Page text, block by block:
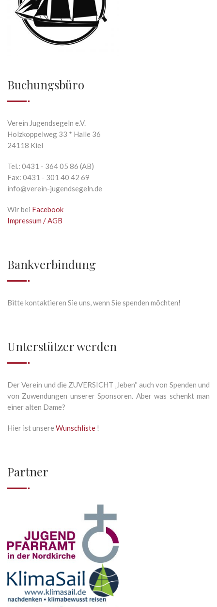
Buchungsbüro
Verein Jugendsegeln e.V.
Holzkoppelweg 33 * Halle 36
24118 Kiel
Tel.: 0431 - 364 05 86 (AB)
Fax: 0431 - 301 40 42 69
info@verein-jugendsegeln.de
Wir bei Facebook
Impressum / AGB
Bankverbindung
Bitte kontaktieren Sie uns, wenn Sie spenden möchten!
Unterstützer werden
Der Verein und die ZUVERSICHT „leben“ auch von Spenden und
von Zuwendungen unserer Sponsoren. Aber was schenkt man
einer alten Dame?
Hier ist unsere Wunschliste !
Partner